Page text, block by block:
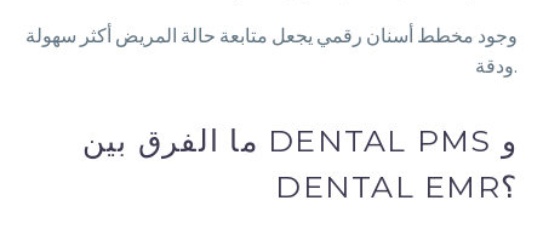
وجود مخطط أسنان رقمي يجعل متابعة حالة المريض أكثر سهولة
ودقة.
ما الفرق بين DENTAL PMS و
DENTAL EMR؟